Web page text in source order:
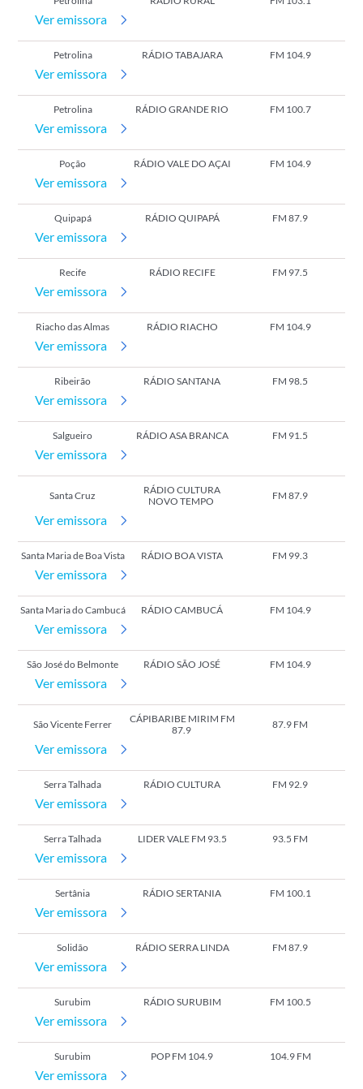
Ver emissora
Petrolina RÁDIO TABAJARA FM 104.9
Ver emissora
Petrolina RÁDIO GRANDE RIO FM 100.7
Ver emissora
Poção RÁDIO VALE DO AÇAI FM 104.9
Ver emissora
Quipapá RÁDIO QUIPAPÁ FM 87.9
Ver emissora
Recife RÁDIO RECIFE FM 97.5
Ver emissora
Riacho das Almas RÁDIO RIACHO FM 104.9
Ver emissora
Ribeirão RÁDIO SANTANA FM 98.5
Ver emissora
Salgueiro RÁDIO ASA BRANCA FM 91.5
Ver emissora
Santa Cruz
RÁDIO CULTURA
NOVO TEMPO
FM 87.9
Ver emissora
Santa Maria de Boa Vista RÁDIO BOA VISTA FM 99.3
Ver emissora
Santa Maria do Cambucá RÁDIO CAMBUCÁ FM 104.9
Ver emissora
São José do Belmonte RÁDIO SÃO JOSÉ FM 104.9
Ver emissora
São Vicente Ferrer
CÁPIBARIBE MIRIM FM
87.9
87.9 FM
Ver emissora
Serra Talhada RÁDIO CULTURA FM 92.9
Ver emissora
Serra Talhada LIDER VALE FM 93.5 93.5 FM
Ver emissora
Sertânia RÁDIO SERTANIA FM 100.1
Ver emissora
Solidão RÁDIO SERRA LINDA FM 87.9
Ver emissora
Surubim RÁDIO SURUBIM FM 100.5
Ver emissora
Surubim POP FM 104.9 104.9 FM
Ver emissora